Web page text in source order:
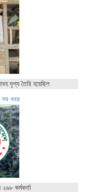
দৃশ্য তৈরি হয়েছিল
সব খবর
কর্মকর্তা